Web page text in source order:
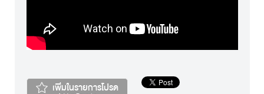
เพิ่มในรายการโปรด